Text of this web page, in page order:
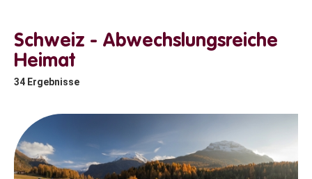
Schweiz - Abwechslungsreiche
Heimat
34 Ergebnisse